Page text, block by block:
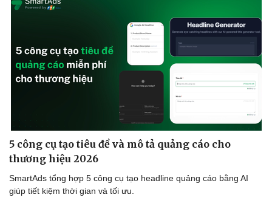
5 công cụ tạo tiêu đề và mô tả quảng cáo cho
thương hiệu 2026
SmartAds tổng hợp 5 công cụ tạo headline quảng cáo bằng AI
giúp tiết kiệm thời gian và tối ưu.